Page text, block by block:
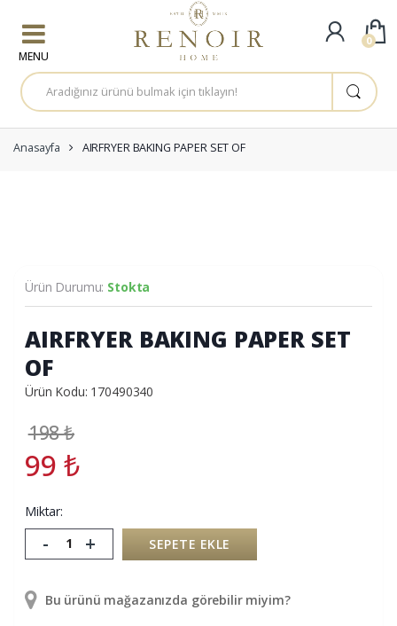
A
r
a
a
:
Anasayfa AIRFRYER BAKING PAPER SET OF
Ürün Durumu: Stokta
AIRFRYER BAKING PAPER SET
OF
Ürün Kodu: 170490340
198₺
99 ₺
Miktar:
- + SEPETE EKLE
Bu ürünü mağazanızda görebilir miyim?
0